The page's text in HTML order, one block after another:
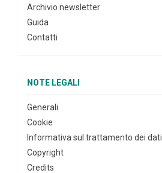
Archivio newsletter
Guida
Contatti
NOTE LEGALI
Generali
Cookie
Informativa sul trattamento dei dati
Copyright
Credits